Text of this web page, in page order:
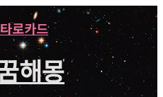
로카드
해몽